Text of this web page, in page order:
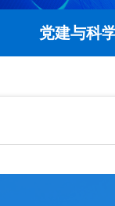
党建与科